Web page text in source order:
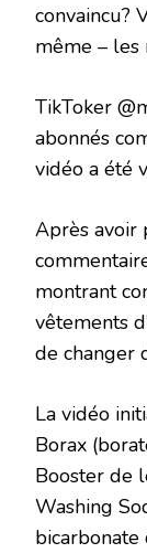
convaincu?
même –
TikToker
abonnés
vidéo a été
Après avoir
montrant
vêtements
de changer
La vidéo
Borax
Booster de
Washing